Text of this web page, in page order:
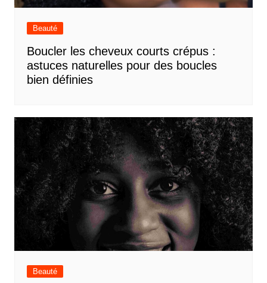
Beauté
Boucler les cheveux courts crépus :
astuces naturelles pour des boucles
bien définies
Beauté